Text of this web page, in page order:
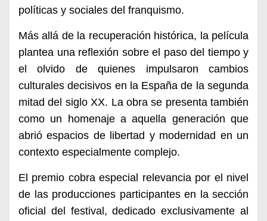
políticas y sociales del franquismo.
Más allá de la recuperación histórica, la película
plantea una reflexión sobre el paso del tiempo y
el olvido de quienes impulsaron cambios
culturales decisivos en la España de la segunda
mitad del siglo XX. La obra se presenta también
como un homenaje a aquella generación que
abrió espacios de libertad y modernidad en un
contexto especialmente complejo.
El premio cobra especial relevancia por el nivel
de las producciones participantes en la sección
oficial del festival, dedicado exclusivamente al